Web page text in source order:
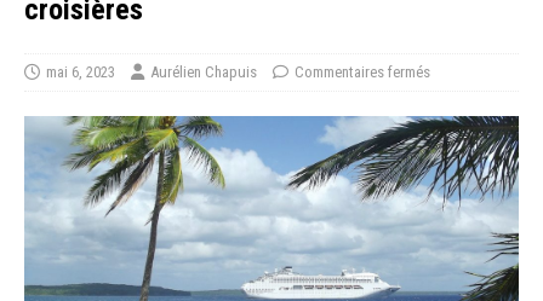
croisières
mai 6, 2023 Aurélien Chapuis Commentaires fermés